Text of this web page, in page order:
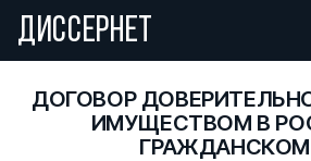
ДИССЕРНЕТ
ДОГОВОР
ИМУЩЕСТВОМ В
ГРАЖДАНСКОМ